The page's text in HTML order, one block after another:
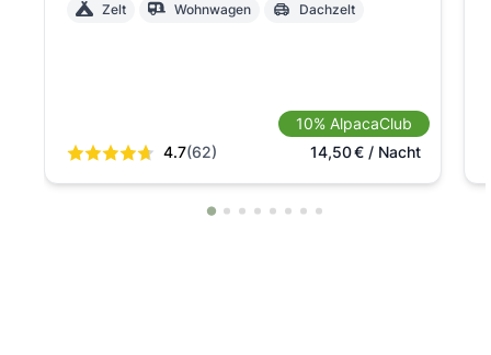
Zelt Wohnwagen Dachzelt
4.7(62)
10% AlpacaClub
14,50€/ Nacht